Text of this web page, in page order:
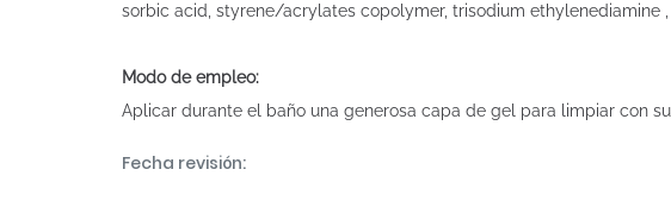
sorbic acid, styrene/acrylates copolymer, trisodium ethylenediamine
Modo de empleo:
Aplicar durante el baño una generosa capa de gel para limpiar con
Fecha revisión: